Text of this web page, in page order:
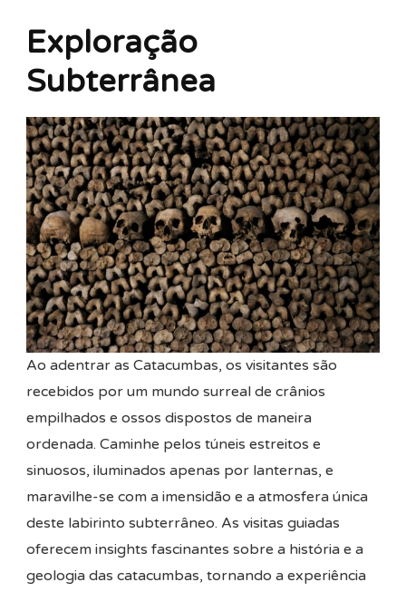
Exploração
Subterrânea
Ao adentrar as Catacumbas, os visitantes são
recebidos por um mundo surreal de crânios
empilhados e ossos dispostos de maneira
ordenada. Caminhe pelos túneis estreitos e
sinuosos, iluminados apenas por lanternas, e
maravilhe-se com a imensidão e a atmosfera única
deste labirinto subterrâneo. As visitas guiadas
oferecem insights fascinantes sobre a história e a
geologia das catacumbas, tornando a experiência